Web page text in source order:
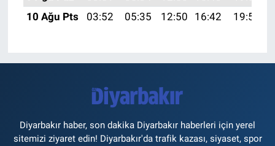
10 Ağu Pts
03:52 05:35 12:50 16:42 19:55
Diyarbakır haber, son dakika Diyarbakır haberleri için yerel
sitemizi ziyaret edin! Diyarbakır'da trafik kazası, siyaset, spor